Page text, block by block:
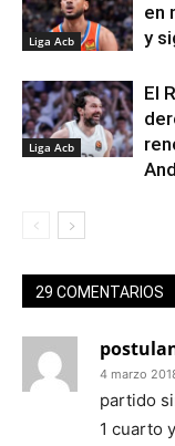
Liga Acb
en
y
Liga Acb
El
29 COMENTARIOS
4 marzo
partido
1 cuarto